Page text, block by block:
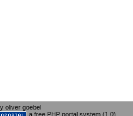
oliver goebel
a free PHP portal system (1.0).